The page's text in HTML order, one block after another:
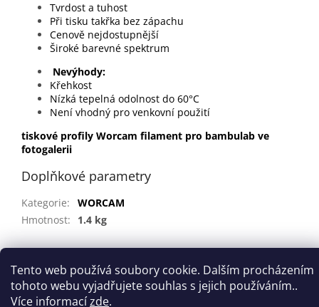
Tento web používá soubory cookie. Dalším procházením
tohoto webu vyjadřujete souhlas s jejich používáním..
Více informacízde.
Tvrdost a tuhost
Při tisku takřka bez zápachu
Cenově nejdostupnější
Široké barevné spektrum
Nevýhody:
Křehkost
Nízká tepelná odolnost do 60°C
Není vhodný pro venkovní použití
tiskov​é profil​y ​Worcam filament pro bambulab ve
fotogalerii
Doplňkové parametry
Kategorie:
WORCAM
Hmotnost: 1.4 kg
Vytvořil Shoptet